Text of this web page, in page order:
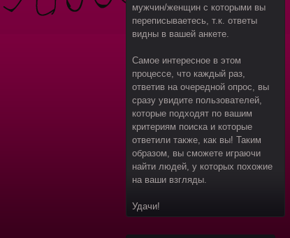
мужчин/женщин с которыми вы
переписываетесь, т.к. ответы
видны в вашей анкете.
Самое интересное в этом
процессе, что каждый раз,
ответив на очередной опрос, вы
сразу увидите пользователей,
которые подходят по вашим
критериям поиска и которые
ответили также, как вы! Таким
образом, вы сможете играючи
найти людей, у которых похожие
на ваши взгляды.
Удачи!